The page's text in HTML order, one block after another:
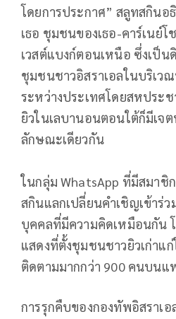
โดยการประกาศ” สลูทสกินอ
เธอ ชุมชนของเธอ-คาร์เนย์โ
เวสต์แบงก์ตอนเหนือ ซึ่งเป็
ชุมชนชาวอิสราเอลในบริเว
ระหว่างประเทศโดยสหประ
ยิวในเลบานอนตอนใต้ก็มีเจ
ลักษณะเดียวกัน
ในกลุ่ม WhatsApp ที่มีสมาชิ
สกินแลกเปลี่ยนคำเชิญเข้าร่
บุคคลที่มีความคิดเหมือนกัน
แสดงที่ตั้งชุมชนชาวยิวเก่าแ
ติดตามมากกว่า 900 คนบนแ
การรุกคืบของกองทัพอิสราเ